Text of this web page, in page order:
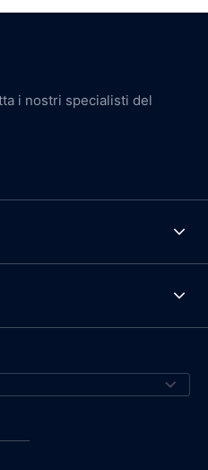
i nostri specialisti del